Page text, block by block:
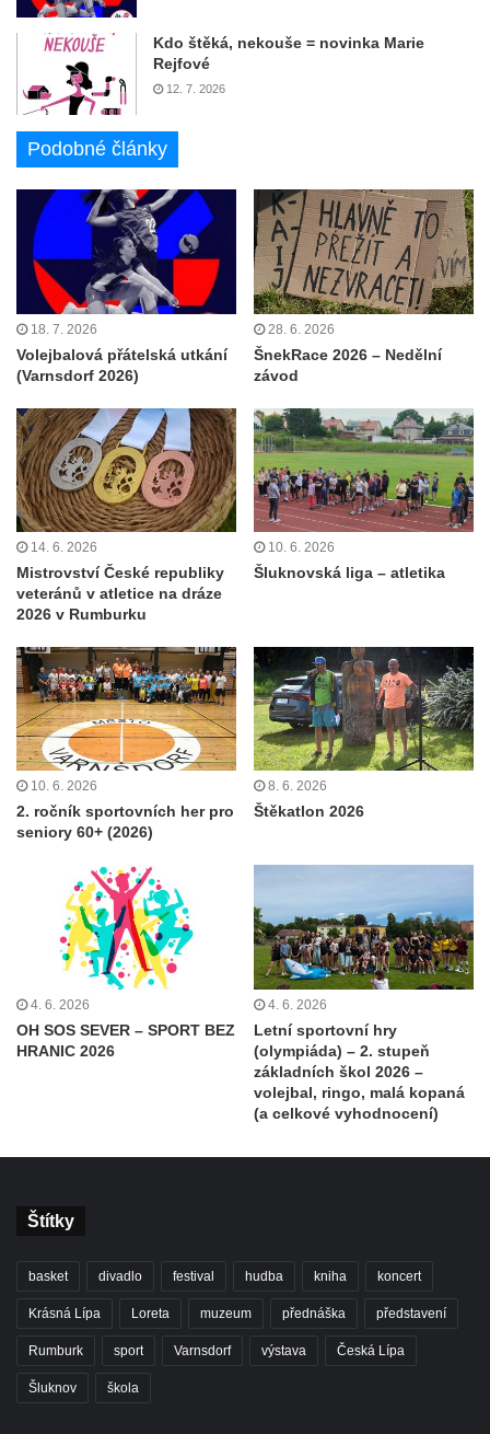
Kdo štěká, nekouše = novinka Marie
Rejfové
12. 7. 2026
Podobné články
18. 7. 2026
Volejbalová přátelská utkání
(Varnsdorf 2026)
28. 6. 2026
ŠnekRace 2026 – Nedělní
závod
14. 6. 2026
Mistrovství České republiky
veteránů v atletice na dráze
2026 v Rumburku
10. 6. 2026
Šluknovská liga – atletika
10. 6. 2026
2. ročník sportovních her pro
seniory 60+ (2026)
8. 6. 2026
Štěkatlon 2026
4. 6. 2026
OH SOS SEVER – SPORT BEZ
HRANIC 2026
4. 6. 2026
Letní sportovní hry
(olympiáda) – 2. stupeň
základních škol 2026 –
volejbal, ringo, malá kopaná
(a celkové vyhodnocení)
Štítky
basket divadlo festival hudba kniha koncert
Krásná Lípa Loreta muzeum přednáška představení
Rumburk sport Varnsdorf výstava Česká Lípa
Šluknov škola